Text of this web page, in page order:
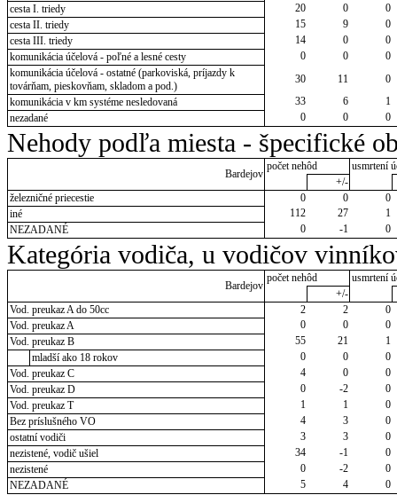
cesta I. triedy
20 0
0
cesta II. triedy
15 9
0
cesta III. triedy
14 0
0
komunikácia účelová - poľné a lesné cesty
0 0
0
komunikácia účelová - ostatné (parkoviská, príjazdy k
továrňam, pieskovňam, skladom a pod.)
30 11
0
komunikácia v km systéme nesledovaná
33 6
1
nezadané
0 0 0
Nehody podľa miesta - špecifické
Bardejov
počet nehôd
usmrtení
+/-
železničné priecestie
0 0
0
iné
112 27
1
NEZADANÉ
0 -1 0
Kategória vodiča, u vodičov
Bardejov
počet nehôd
usmrtení
+/-
Vod. preukaz A do 50cc
2 2
0
Vod. preukaz A
0 0
0
Vod. preukaz B
55 21
1
mladší ako 18 rokov
0 0
0
Vod. preukaz C
4 0
0
Vod. preukaz D
0 -2
0
Vod. preukaz T
1 1
0
Bez príslušného VO
4 3
0
ostatní vodiči
3 3
0
nezistené, vodič ušiel
34 -1
0
nezistené
0 -2
0
NEZADANÉ
5 4 0